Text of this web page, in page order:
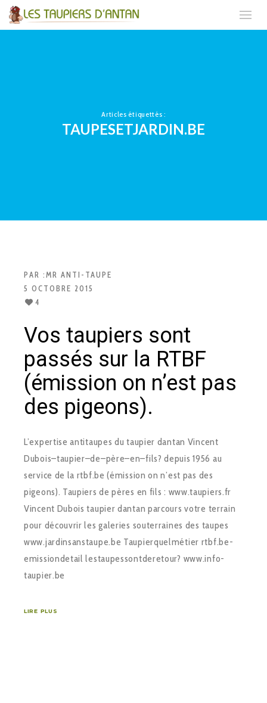
Articles étiquettés :
TAUPESETJARDIN.BE
PAR :MR ANTI-TAUPE
5 OCTOBRE 2015
4
Vos taupiers sont
passés sur la RTBF
(émission on n’est pas
des pigeons).
L’expertise anti­taupes du taupier dantan Vincent
Dubois–taupier–de–père–en–fils? depuis 1956 au
service de la rtbf.be (émission on n’est pas des
pigeons). Taupiers de pères en fils : www.taupiers.fr
Vincent Dubois taupier dantan parcours votre terrain
pour découvrir les galeries souterraines des taupes
www.jardin­sans­taupe.be Taupier­quel­métier rtbf.be­
emission­detail ­les­taupes­sont­de­retour? www.info­
taupier.be
LIRE PLUS